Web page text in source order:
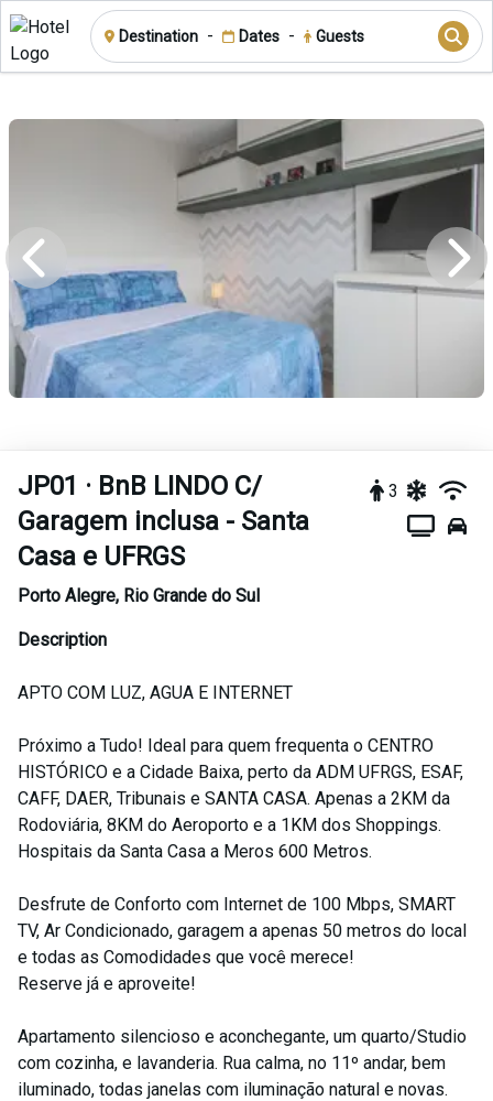
Destination - Dates - Guests
JP01 · BnB LINDO C/
Garagem inclusa - Santa
Casa e UFRGS
3
Porto Alegre, Rio Grande do Sul
Description
APTO COM LUZ, AGUA E INTERNET
Próximo a Tudo! Ideal para quem frequenta o CENTRO
HISTÓRICO e a Cidade Baixa, perto da ADM UFRGS, ESAF,
CAFF, DAER, Tribunais e SANTA CASA. Apenas a 2KM da
Rodoviária, 8KM do Aeroporto e a 1KM dos Shoppings.
Hospitais da Santa Casa a Meros 600 Metros.
Desfrute de Conforto com Internet de 100 Mbps, SMART
TV, Ar Condicionado, garagem a apenas 50 metros do local
e todas as Comodidades que você merece!
Reserve já e aproveite!
Apartamento silencioso e aconchegante, um quarto/Studio
com cozinha, e lavanderia. Rua calma, no 11º andar, bem
iluminado, todas janelas com iluminação natural e novas.